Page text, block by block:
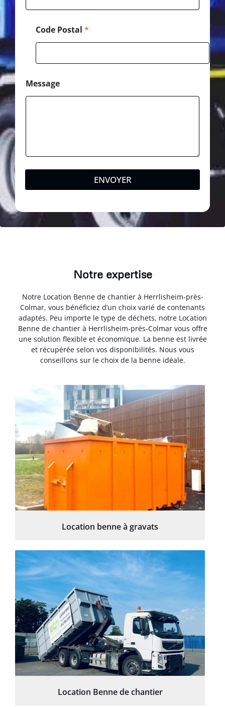
Code Postal *
Message
ENVOYER
Notre expertise
Notre Location Benne de chantier à Herrlisheim-près-
Colmar, vous bénéficiez d’un choix varié de contenants
adaptés. Peu importe le type de déchets, notre Location
Benne de chantier à Herrlisheim-près-Colmar vous offre
une solution flexible et économique. La benne est livrée
et récupérée selon vos disponibilités. Nous vous
conseillons sur le choix de la benne idéale.
Location benne à gravats
Location Benne de chantier